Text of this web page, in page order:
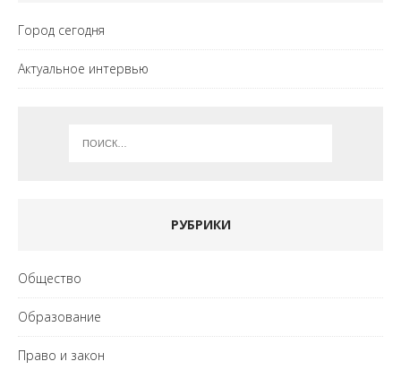
Город сегодня
Актуальное интервью
РУБРИКИ
Общество
Образование
Право и закон